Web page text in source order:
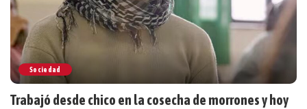
Sociedad
Trabajó desde chico en la cosecha de morrones y hoy